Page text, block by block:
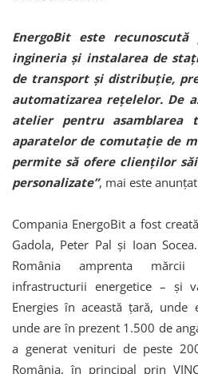
EnergoBit este
ingineria şi instalarea de
de transport şi distribuţie,
automatizarea reţelelor. De
atelier pentru asamblarea
aparatelor de comutaţie de
permite să ofere clienţilor
personalizate”, mai este
Compania EnergoBit a fost
Gadola, Peter Pal și Ioan
România amprenta
infrastructurii energetice – şi
Energies în această ţară,
unde are în prezent 1.500 de
a generat venituri de peste
România, în principal prin